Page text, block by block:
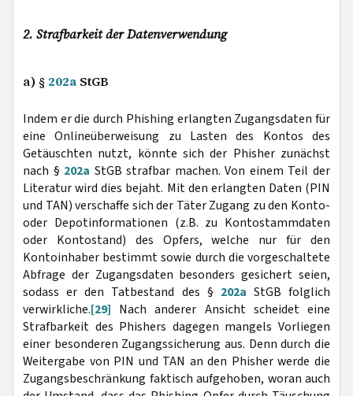
2. Strafbarkeit der Datenverwendung
a) § 202a StGB
Indem er die durch Phishing erlangten Zugangsdaten für
eine Onlineüberweisung zu Lasten des Kontos des
Getäuschten nutzt, könnte sich der Phisher zunächst
nach § 202a StGB strafbar machen. Von einem Teil der
Literatur wird dies bejaht. Mit den erlangten Daten (PIN
und TAN) verschaffe sich der Täter Zugang zu den Konto-
oder Depotinformationen (z.B. zu Kontostammdaten
oder Kontostand) des Opfers, welche nur für den
Kontoinhaber bestimmt sowie durch die vorgeschaltete
Abfrage der Zugangsdaten besonders gesichert seien,
sodass er den Tatbestand des § 202a StGB folglich
verwirkliche.[29] Nach anderer Ansicht scheidet eine
Strafbarkeit des Phishers dagegen mangels Vorliegen
einer besonderen Zugangssicherung aus. Denn durch die
Weitergabe von PIN und TAN an den Phisher werde die
Zugangsbeschränkung faktisch aufgehoben, woran auch